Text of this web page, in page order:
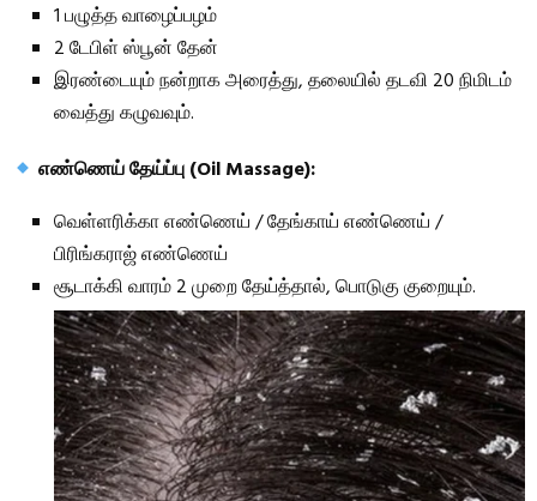
1 பழுத்த வாழைப்பழம்
2 டேபிள் ஸ்பூன் தேன்
இரண்டையும் நன்றாக அரைத்து, தலையில் தடவி 20 நிமிடம்
வைத்து கழுவவும்.
எண்ணெய் தேய்ப்பு (Oil Massage):
வெள்ளரிக்கா எண்ணெய் / தேங்காய் எண்ணெய் /
பிரிங்கராஜ் எண்ணெய்
சூடாக்கி வாரம் 2 முறை தேய்த்தால், பொடுகு குறையும்.